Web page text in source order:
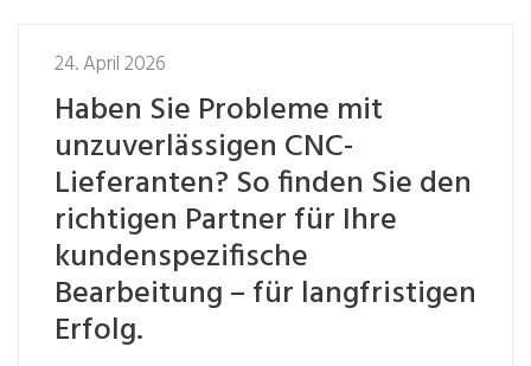
24. April 2026
Haben Sie Probleme mit
unzuverlässigen CNC-
Lieferanten? So finden Sie den
richtigen Partner für Ihre
kundenspezifische
Bearbeitung – für langfristigen
Erfolg.